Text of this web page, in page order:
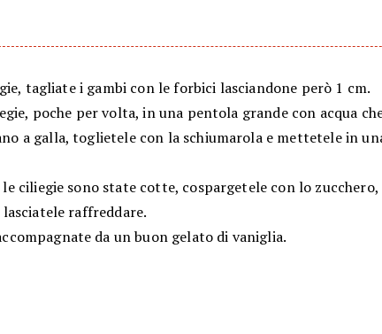
tagliate i gambi con le forbici lasciandone però 1 cm.
poche per volta, in una pentola grande con acqua
a galla, toglietele con la schiumarola e mettetele in
ciliegie sono state cotte, cospargetele con lo zucchero,
raffreddare.
da un buon gelato di vaniglia.